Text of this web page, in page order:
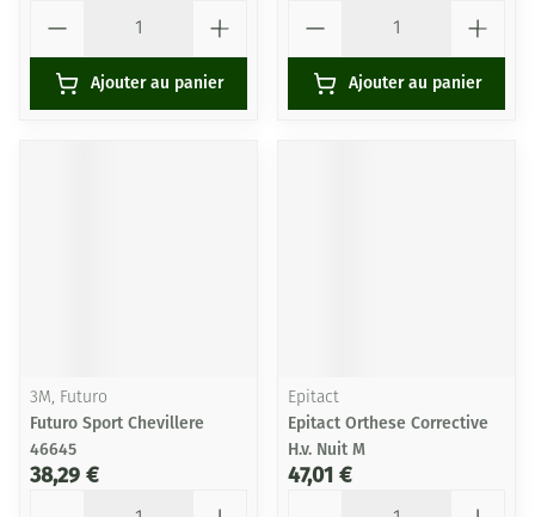
Ajouter au panier Ajouter au panier
3M, Futuro
Futuro Sport Chevillere
46645
38,29 €
Epitact
Epitact Orthese Corrective
H.v. Nuit M
47,01 €